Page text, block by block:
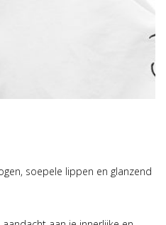
soepele lippen en glanzend